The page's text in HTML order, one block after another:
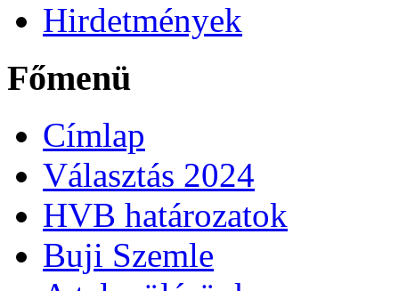
Hirdetmények
Főmenü
Címlap
Választás 2024
HVB határozatok
Buji Szemle